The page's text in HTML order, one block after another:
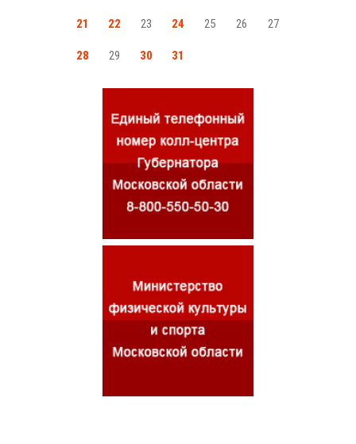
21 22 23 24 25 26 27
28 29 30 31